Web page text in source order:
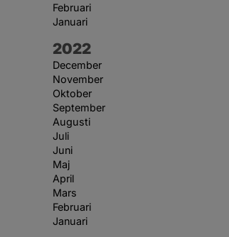
Februari
Januari
År:
2022
December
November
Oktober
September
Augusti
Juli
Juni
Maj
April
Mars
Februari
Januari